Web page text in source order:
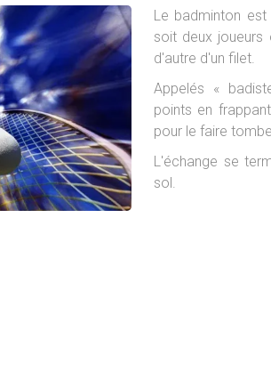
Le badminton
soit deux
d'autre d'un filet.
Appelés «
points en
pour le faire
L'échange se
sol.